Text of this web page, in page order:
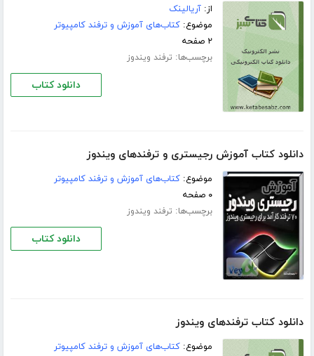
از:آریالینک
موضوع:کتاب‌های آموزش و ترفند کامپیوتر
۲ صفحه
برچسب‌ها: ترفند ویندوز
دانلود کتاب
دانلود کتاب آموزش رجیستری و ترفندهای ویندوز
موضوع:کتاب‌های آموزش و ترفند کامپیوتر
۰ صفحه
برچسب‌ها: ترفند ویندوز
دانلود کتاب
دانلود کتاب ترفندهای ویندوز
موضوع:کتاب‌های آموزش و ترفند کامپیوتر